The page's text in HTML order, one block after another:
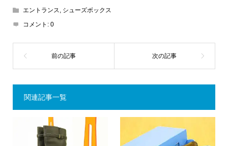
エントランス
シューズボックス
コメント: 0
関連記事一覧